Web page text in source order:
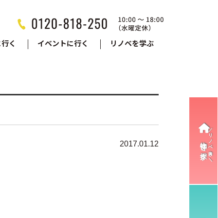
く イベントに行く リノベを学ぶ
2017.01.12 物件を探す